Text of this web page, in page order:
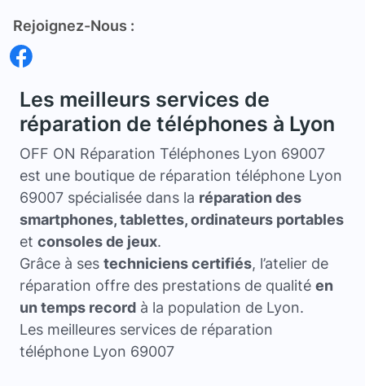
Rejoignez-Nous :
Les meilleurs services de
réparation de téléphones à Lyon
OFF ON Réparation Téléphones Lyon 69007
est une boutique de réparation téléphone Lyon
69007 spécialisée dans la réparation des
smartphones, tablettes, ordinateurs portables
et consoles de jeux.
Grâce à ses techniciens certifiés, l’atelier de
réparation offre des prestations de qualité en
un temps record à la population de Lyon.
Les meilleures services de réparation
téléphone Lyon 69007